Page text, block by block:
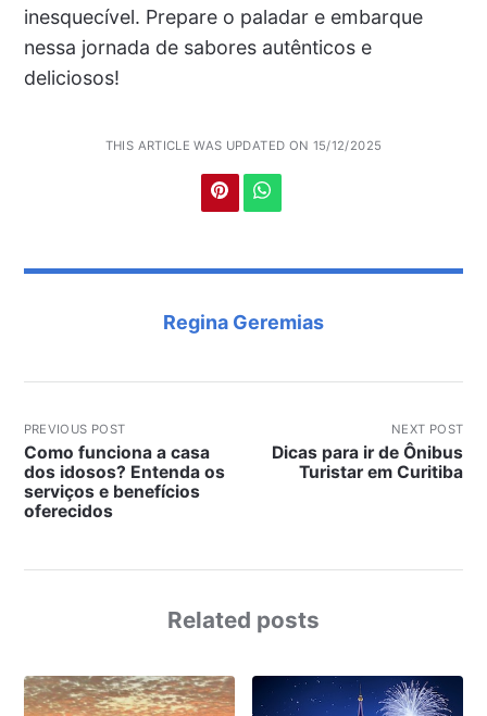
inesquecível. Prepare o paladar e embarque
nessa jornada de sabores autênticos e
deliciosos!
THIS ARTICLE WAS UPDATED ON 15/12/2025
Regina Geremias
PREVIOUS POST
Como funciona a casa
dos idosos? Entenda os
serviços e benefícios
oferecidos
NEXT POST
Dicas para ir de Ônibus
Turistar em Curitiba
Related posts